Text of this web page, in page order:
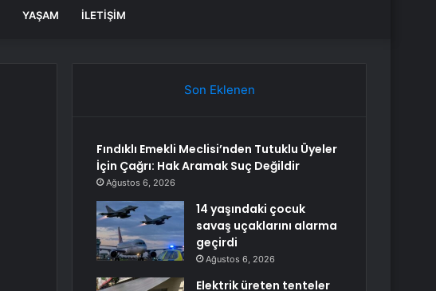
YAŞAM İLETIŞIM
Son Eklenen
Fındıklı Emekli Meclisi’nden Tutuklu Üyeler
İçin Çağrı: Hak Aramak Suç Değildir
Ağustos 6, 2026
14 yaşındaki çocuk
savaş uçaklarını alarma
geçirdi
Ağustos 6, 2026
Elektrik üreten tenteler